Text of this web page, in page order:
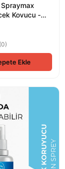
Kovucu -
(0)
Ekle